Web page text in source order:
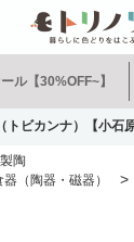
ル【30%OFF~】
ビカンナ）【小石原
陶
器（陶器・磁器） >